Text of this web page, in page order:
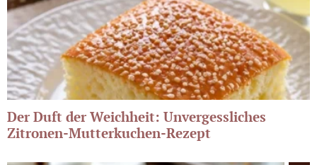
Der Duft der Weichheit: Unvergessliches
Zitronen-Mutterkuchen-Rezept